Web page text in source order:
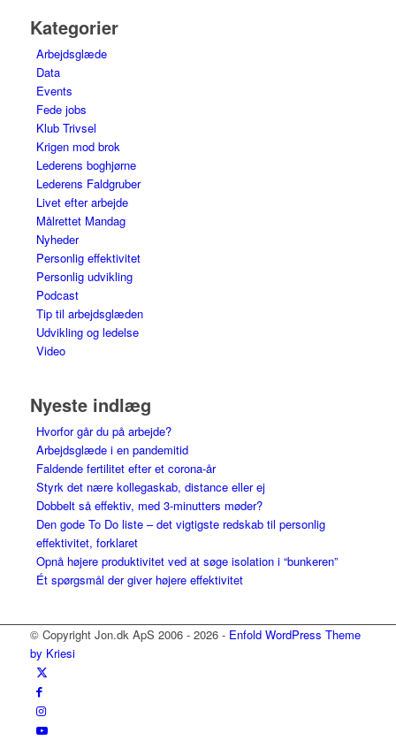
Kategorier
Arbejdsglæde
Data
Events
Fede jobs
Klub Trivsel
Krigen mod brok
Lederens boghjørne
Lederens Faldgruber
Livet efter arbejde
Målrettet Mandag
Nyheder
Personlig effektivitet
Personlig udvikling
Podcast
Tip til arbejdsglæden
Udvikling og ledelse
Video
Nyeste indlæg
Hvorfor går du på arbejde?
Arbejdsglæde i en pandemitid
Faldende fertilitet efter et corona-år
Styrk det nære kollegaskab, distance eller ej
Dobbelt så effektiv, med 3-minutters møder?
Den gode To Do liste – det vigtigste redskab til personlig
effektivitet, forklaret
Opnå højere produktivitet ved at søge isolation i “bunkeren”
Ét spørgsmål der giver højere effektivitet
© Copyright Jon.dk ApS 2006 - 2026 - Enfold WordPress Theme
by Kriesi